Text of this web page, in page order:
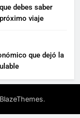
debes saber
viaje
que dejó la
BlazeThemes.